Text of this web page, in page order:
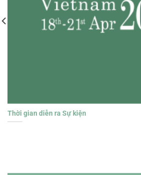
Thời gian diễn ra Sự kiện